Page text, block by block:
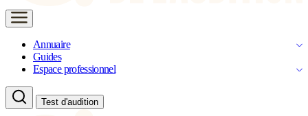
Annuaire
Guides
Espace professionnel
Test d'audition